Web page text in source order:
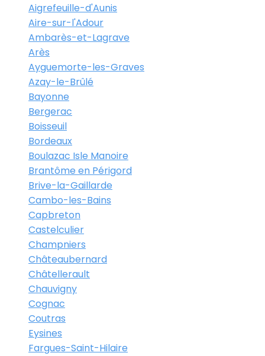
Aigrefeuille-d'Aunis
Aire-sur-l'Adour
Ambarès-et-Lagrave
Arès
Ayguemorte-les-Graves
Azay-le-Brûlé
Bayonne
Bergerac
Boisseuil
Bordeaux
Boulazac Isle Manoire
Brantôme en Périgord
Brive-la-Gaillarde
Cambo-les-Bains
Capbreton
Castelculier
Champniers
Châteaubernard
Châtellerault
Chauvigny
Cognac
Coutras
Eysines
Fargues-Saint-Hilaire